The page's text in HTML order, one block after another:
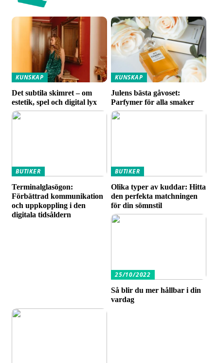
KUNSKAP
Det subtila skimret – om
estetik, spel och digital lyx
KUNSKAP
Julens bästa gåvoset:
Parfymer för alla smaker
BUTIKER
Terminalglasögon:
Förbättrad kommunikation
och uppkoppling i den
digitala tidsåldern
BUTIKER
Olika typer av kuddar: Hitta
den perfekta matchningen
för din sömnstil
25/10/2022
Så blir du mer hållbar i din
vardag